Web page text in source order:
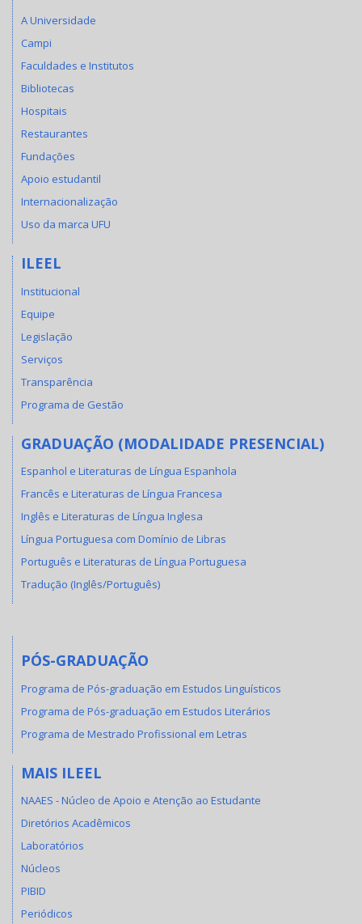
A Universidade
Campi
Faculdades e Institutos
Bibliotecas
Hospitais
Restaurantes
Fundações
Apoio estudantil
Internacionalização
Uso da marca UFU
ILEEL
Institucional
Equipe
Legislação
Serviços
Transparência
Programa de Gestão
GRADUAÇÃO (MODALIDADE PRESENCIAL)
Espanhol e Literaturas de Língua Espanhola
Francês e Literaturas de Língua Francesa
Inglês e Literaturas de Língua Inglesa
Língua Portuguesa com Domínio de Libras
Português e Literaturas de Língua Portuguesa
Tradução (Inglês/Português)
PÓS-GRADUAÇÃO
Programa de Pós-graduação em Estudos Linguísticos
Programa de Pós-graduação em Estudos Literários
Programa de Mestrado Profissional em Letras
MAIS ILEEL
NAAES - Núcleo de Apoio e Atenção ao Estudante
Diretórios Acadêmicos
Laboratórios
Núcleos
PIBID
Periódicos